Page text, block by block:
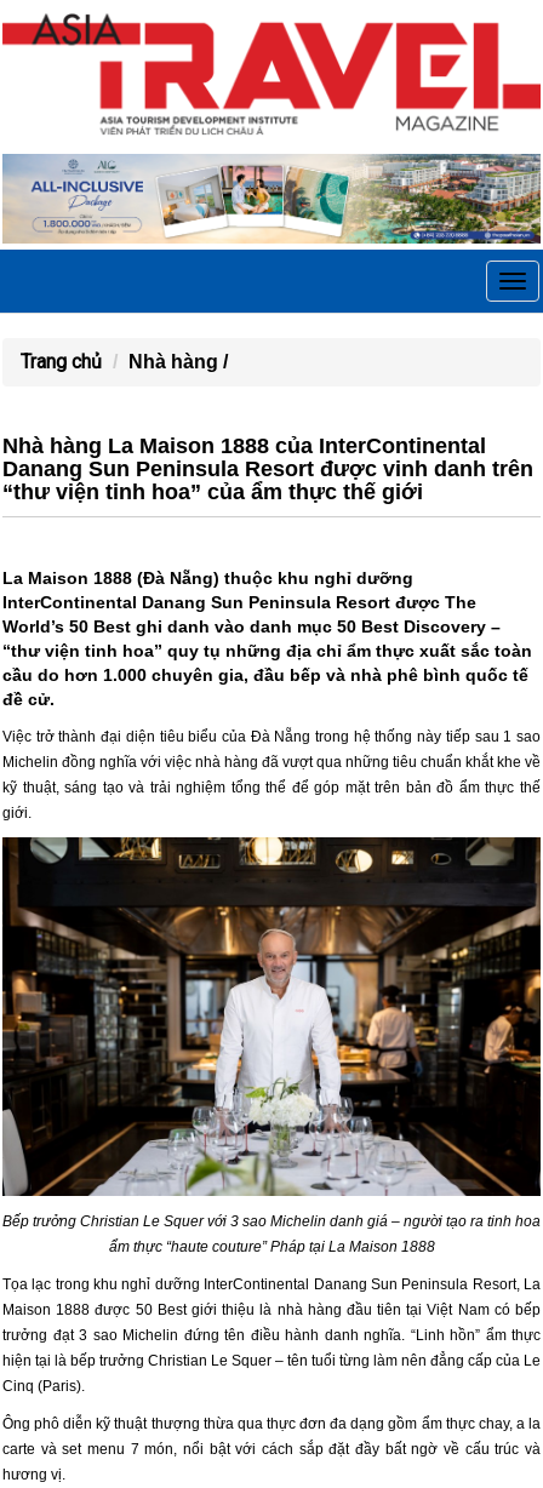
Trang chủ Nhà hàng /
Nhà hàng La Maison 1888 của InterContinental
Danang Sun Peninsula Resort được vinh danh trên
“thư viện tinh hoa” của ẩm thực thế giới
La Maison 1888 (Đà Nẵng) thuộc khu nghỉ dưỡng
InterContinental Danang Sun Peninsula Resort được The
World’s 50 Best ghi danh vào danh mục 50 Best Discovery –
“thư viện tinh hoa” quy tụ những địa chỉ ẩm thực xuất sắc toàn
cầu do hơn 1.000 chuyên gia, đầu bếp và nhà phê bình quốc tế
đề cử.
Việc trở thành đại diện tiêu biểu của Đà Nẵng trong hệ thống này tiếp sau 1 sao
Michelin đồng nghĩa với việc nhà hàng đã vượt qua những tiêu chuẩn khắt khe về
kỹ thuật, sáng tạo và trải nghiệm tổng thể để góp mặt trên bản đồ ẩm thực thế
giới.
Bếp trưởng Christian Le Squer với 3 sao Michelin danh giá – người tạo ra tinh hoa
ẩm thực “haute couture” Pháp tại La Maison 1888
Tọa lạc trong khu nghỉ dưỡng InterContinental Danang Sun Peninsula Resort, La
Maison 1888 được 50 Best giới thiệu là nhà hàng đầu tiên tại Việt Nam có bếp
trưởng đạt 3 sao Michelin đứng tên điều hành danh nghĩa. “Linh hồn” ẩm thực
hiện tại là bếp trưởng Christian Le Squer – tên tuổi từng làm nên đẳng cấp của Le
Cinq (Paris).
Ông phô diễn kỹ thuật thượng thừa qua thực đơn đa dạng gồm ẩm thực chay, a la
carte và set menu 7 món, nổi bật với cách sắp đặt đầy bất ngờ về cấu trúc và
hương vị.